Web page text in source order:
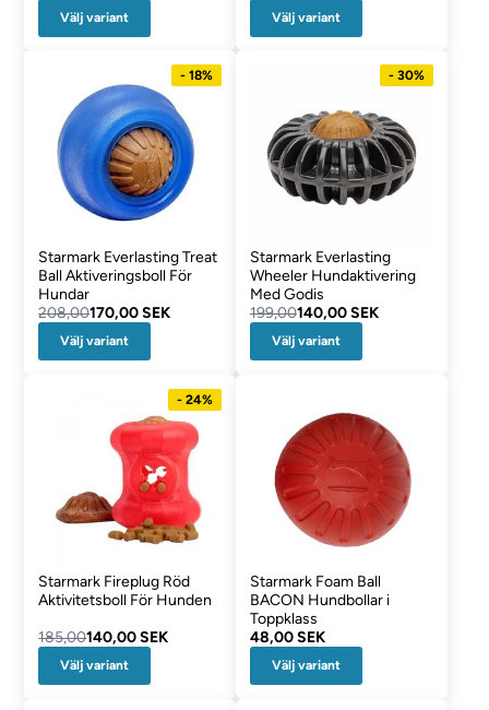
Välj variant Välj variant
- 18%
Starmark Everlasting Treat
Ball Aktiveringsboll För
Hundar
208,00170,00 SEK
Välj variant
- 30%
Starmark Everlasting
Wheeler Hundaktivering
Med Godis
199,00140,00 SEK
Välj variant
- 24%
Starmark Fireplug Röd
Aktivitetsboll För Hunden
185,00140,00 SEK
Välj variant
Starmark Foam Ball
BACON Hundbollar i
Toppklass
48,00 SEK
Välj variant